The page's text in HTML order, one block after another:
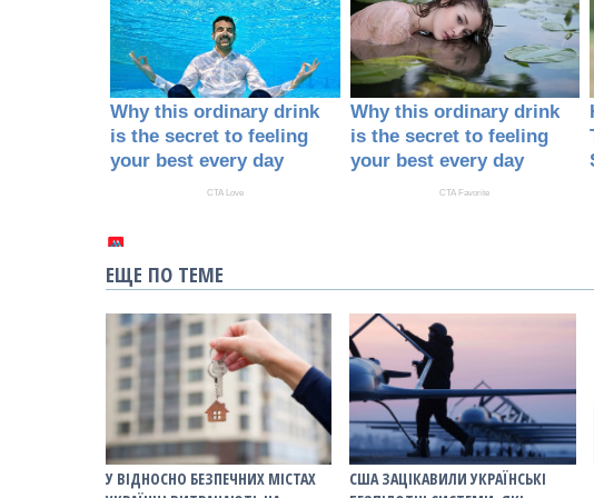
ЕЩЕ ПО ТЕМЕ
У ВІДНОСНО БЕЗПЕЧНИХ МІСТАХ
США ЗАЦІКАВИЛИ УКРАЇНСЬКІ